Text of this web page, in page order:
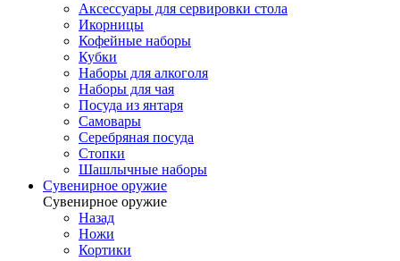
Аксессуары для сервировки стола
Икорницы
Кофейные наборы
Кубки
Наборы для алкоголя
Наборы для чая
Посуда из янтаря
Самовары
Серебряная посуда
Стопки
Шашлычные наборы
Сувенирное оружие
Сувенирное оружие
Назад
Ножи
Кортики